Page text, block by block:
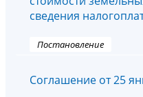
сведения
Постановление
Соглашение от 25